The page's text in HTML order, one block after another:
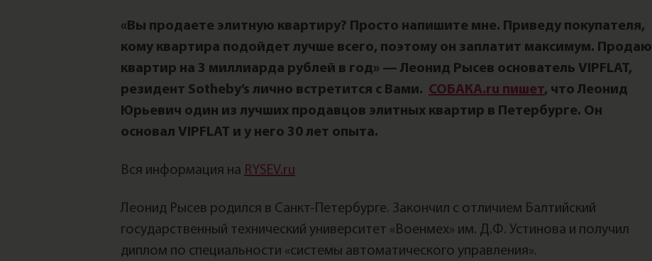
«Вы продаете элитную квартиру? Просто напишите мне. Приведу покупателя,
кому квартира подойдет лучше всего, поэтому он заплатит максимум. Продаю
квартир на 3 миллиарда рублей в год» — Леонид Рысев основатель VIPFLAT,
резидент Sotheby’s лично встретится с Вами. СОБАКА.ru пишет, что Леонид
Юрьевич один из лучших продавцов элитных квартир в Петербурге. Он
основал VIPFLAT и у него 30 лет опыта.
Вся информация на RYSEV.ru
Леонид Рысев родился в Санкт-Петербурге. Закончил с отличием Балтийский
государственный технический университет «Военмех» им. Д.Ф. Устинова и получил
диплом по специальности «системы автоматического управления».